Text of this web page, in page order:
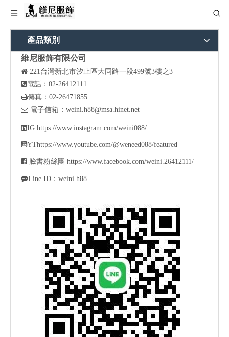
產品類別
維尼服飾有限公司
 221台灣新北市汐止區大同路一段499號3樓之3
電話：02-26412111
傳真：02-26471855
 電子信箱： weini.h88@msa.hinet.net
IG https://www.instagram.com/weini088/
YThttps://www.youtube.com/@weneed088/featured
 臉書粉絲團 https://www.facebook.com/weini.26412111/
Line ID：weini.h88